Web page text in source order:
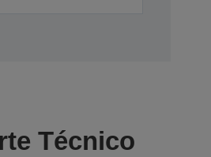
Técnico